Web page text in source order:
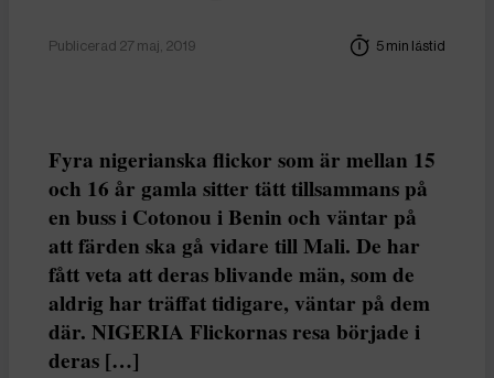
Publicerad 27 maj, 2019 5 min lästid
Fyra nigerianska flickor som är mellan 15
och 16 år gamla sitter tätt tillsammans på
en buss i Cotonou i Benin och väntar på
att färden ska gå vidare till Mali. De har
fått veta att deras blivande män, som de
aldrig har träffat tidigare, väntar på dem
där. NIGERIA Flickornas resa började i
deras […]